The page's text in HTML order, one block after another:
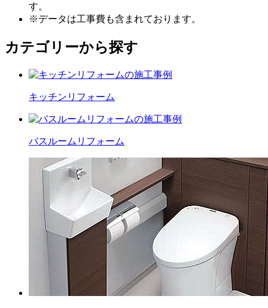
す。
※データは工事費も含まれております。
カテゴリーから探す
キッチン リフォーム
バスルーム リフォーム